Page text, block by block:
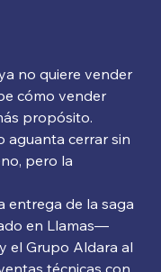
no quiere vender
cómo vender
propósito.
aguanta cerrar sin
pero la
entrega de la saga
en Llamas—
el Grupo Aldara al
técnicas con